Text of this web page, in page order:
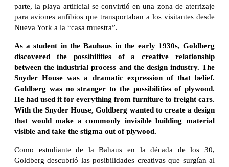
parte, la playa artificial se convirtió en una zona de aterrizaje
para aviones anfibios que transportaban a los visitantes desde
Nueva York a la “casa muestra”.
As a student in the Bauhaus in the early 1930s, Goldberg
discovered the possibilities of a creative relationship
between the industrial process and the design industry. The
Snyder House was a dramatic expression of that belief.
Goldberg was no stranger to the possibilities of plywood.
He had used it for everything from furniture to freight cars.
With the Snyder House, Goldberg wanted to create a design
that would make a commonly invisible building material
visible and take the stigma out of plywood.
Como estudiante de la Bahaus en la década de los 30,
Goldberg descubrió las posibilidades creativas que surgían al